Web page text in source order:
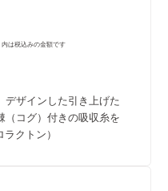
は税込みの金額です
デザインした引き上げた
（コグ）付きの吸収糸を
クトン）